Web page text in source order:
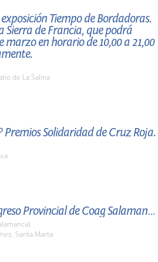
Tiempo de Bordadoras.
Sierra de Francia, que podrá
marzo en horario de 10,00 a 21,00
de La Salina
Premios Solidaridad de Cruz Roja.
Clausura de VIII Congreso Provincial de Coag Salamanca.
Santa Marta